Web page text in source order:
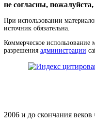
не согласны,
При использовании
источник обязательна.
Коммерческое использование
разрешения администрации
2006 и до скончания